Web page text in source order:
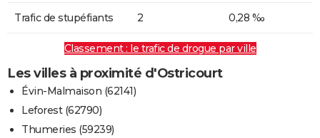
Trafic de stupéfiants 2 0,28 ‰
Classement : le trafic de drogue par ville
Les villes à proximité d'Ostricourt
Évin-Malmaison (62141)
Leforest (62790)
Thumeries (59239)